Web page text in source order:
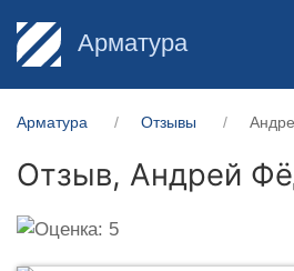
Арматура
Арматура Отзывы
Отзыв, Андрей